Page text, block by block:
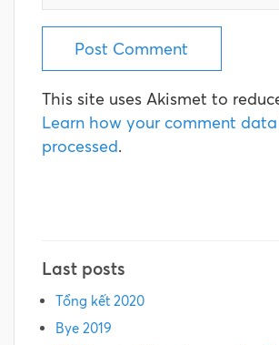
This site uses Akismet to
Learn how your comment
processed.
Last posts
Tổng kết 2020
Bye 2019